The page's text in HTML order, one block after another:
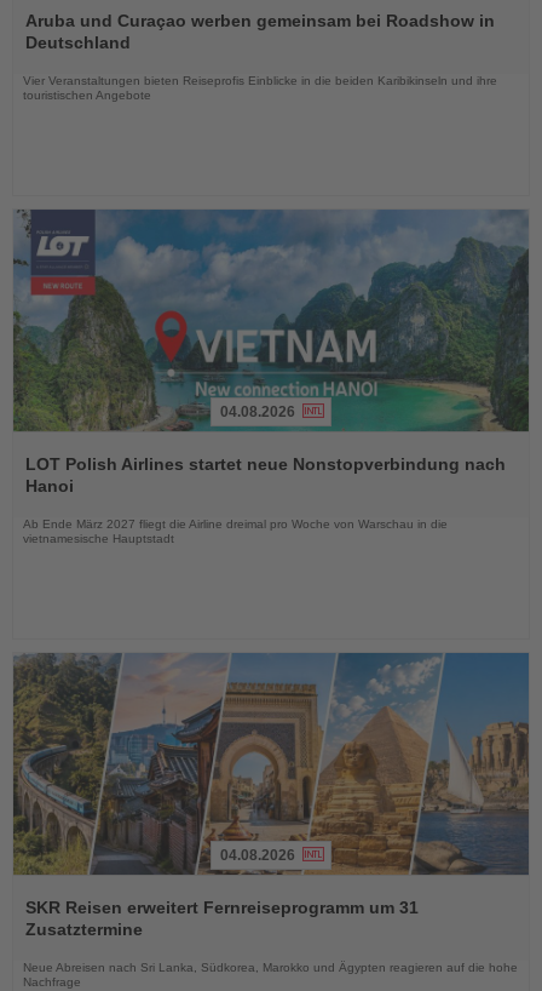
Sie
die
Aruba und Curaçao werben gemeinsam bei Roadshow in
Deutschland
Vier Veranstaltungen bieten Reiseprofis Einblicke in die beiden Karibikinseln und ihre
touristischen Angebote
Sie
die
04.08.2026
LOT Polish Airlines startet neue Nonstopverbindung nach
Hanoi
Ab Ende März 2027 fliegt die Airline dreimal pro Woche von Warschau in die
vietnamesische Hauptstadt
Sie
die
04.08.2026
SKR Reisen erweitert Fernreiseprogramm um 31
Zusatztermine
Neue Abreisen nach Sri Lanka, Südkorea, Marokko und Ägypten reagieren auf die hohe
Nachfrage